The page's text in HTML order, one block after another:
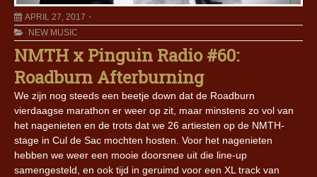
APRIL 27, 2017
NEW MUSIC
NMTH x Pinguin Radio #60:
Roadburn Afterburning
We zijn nog steeds een beetje down dat de Roadburn
vierdaagse marathon er weer op zit, maar minstens zo vol van
het nagenieten en de trots dat we 26 artiesten op de NMTH-
stage in Cul de Sac mochten hosten. Voor het nagenieten
hebben we weer een mooie doorsnee uit die line-up
samengesteld, en ook tijd in geruimd voor een XL track van